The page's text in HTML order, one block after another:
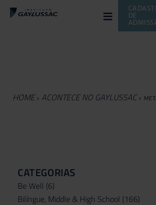
≡
DE
HOME » ACONTECE NO GAYLUSSAC »
CATEGORIAS
Be Well (6)
Bilíngue, Middle & High School (166)